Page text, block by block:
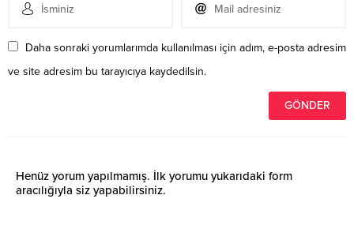
Daha sonraki yorumlarımda kullanılması için adım, e-posta adresim
ve site adresim bu tarayıcıya kaydedilsin.
Henüz yorum yapılmamış. İlk yorumu yukarıdaki form
aracılığıyla siz yapabilirsiniz.